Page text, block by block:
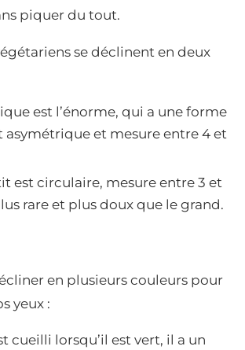
piquer du tout.
se déclinent en deux
est l’énorme, qui a une forme
asymétrique et mesure entre 4 et
est circulaire, mesure entre 3 et
rare et plus doux que le grand.
en plusieurs couleurs pour
yeux :
cueilli lorsqu’il est vert, il a un